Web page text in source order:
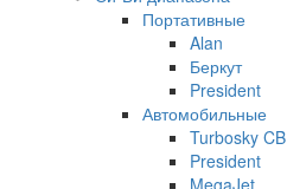
Портативные
Alan
Беркут
President
Автомобильные
Turbosky CB
President
MegaJet